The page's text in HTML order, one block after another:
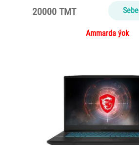
20000 TMT
Ammarda ýok